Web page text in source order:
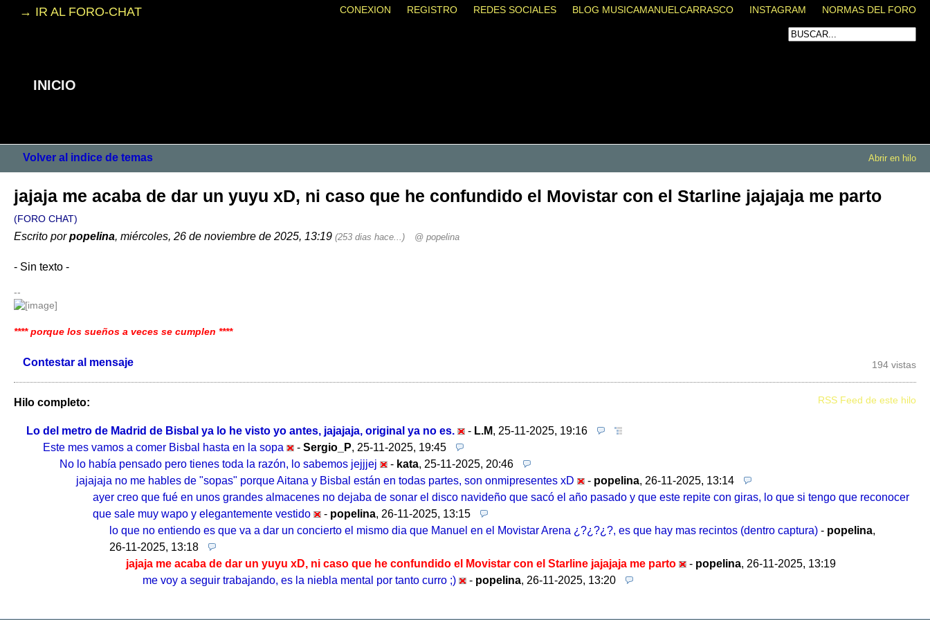
→ IR AL FORO-CHAT
INICIO
CONEXION REGISTRO REDES SOCIALES BLOG MUSICAMANUELCARRASCO INSTAGRAM NORMAS DEL FORO
Volver al indice de temas Abrir en hilo
jajaja me acaba de dar un yuyu xD, ni caso que he confundido el Movistar con el Starline jajajaja me parto
(FORO CHAT)
Escrito porpopelina, miércoles, 26 de noviembre de 2025, 13:19 (253 dias hace...) @ popelina
- Sin texto -
--
**** porque los sueños a veces se cumplen ****
Contestar al mensaje 194 vistas
Hilo completo: RSS Feed de este hilo
Lo del metro de Madrid de Bisbal ya lo he visto yo antes, jajajaja, original ya no es. - L.M, 25-11-2025, 19:16
Este mes vamos a comer Bisbal hasta en la sopa
- Sergio_P, 25-11-2025, 19:45
No lo había pensado pero tienes toda la razón, lo sabemos jejjjej
- kata, 25-11-2025, 20:46
jajajaja no me hables de "sopas" porque Aitana y Bisbal están en todas partes, son onmipresentes xD
- popelina, 26-11-2025, 13:14
ayer creo que fué en unos grandes almacenes no dejaba de sonar el disco navideño que sacó el año pasado y que este repite con giras, lo que si tengo que reconocer
que sale muy wapo y elegantemente vestido
- popelina, 26-11-2025, 13:15
lo que no entiendo es que va a dar un concierto el mismo dia que Manuel en el Movistar Arena ¿?¿?¿?, es que hay mas recintos (dentro captura) - popelina,
26-11-2025, 13:18
jajaja me acaba de dar un yuyu xD, ni caso que he confundido el Movistar con el Starline jajajaja me parto
- popelina, 26-11-2025, 13:19
me voy a seguir trabajando, es la niebla mental por tanto curro ;)
- popelina, 26-11-2025, 13:20